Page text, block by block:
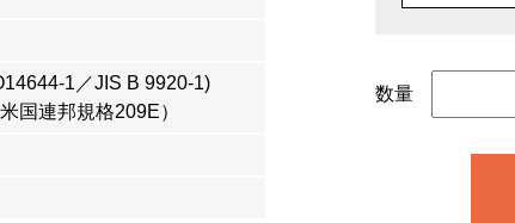
1／JIS B 9920-1)
国連邦規格209E）
数量